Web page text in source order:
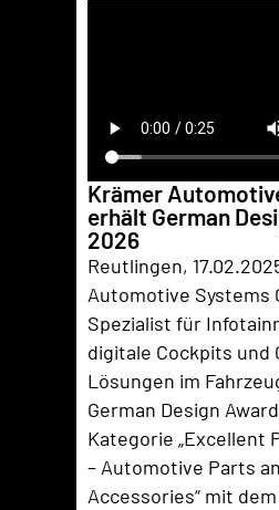
Krämer
erhält German
2026
Reutlingen,
Automotive Systems
Spezialist für
digitale Cockpits und
Lösungen im
German Design
Kategorie „Excellent
– Automotive Parts
Accessories“ mit